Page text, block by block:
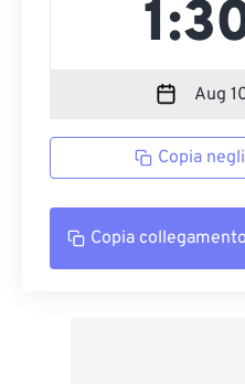
Copia
Copia collegamento